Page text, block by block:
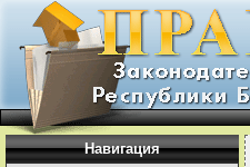
Навигация